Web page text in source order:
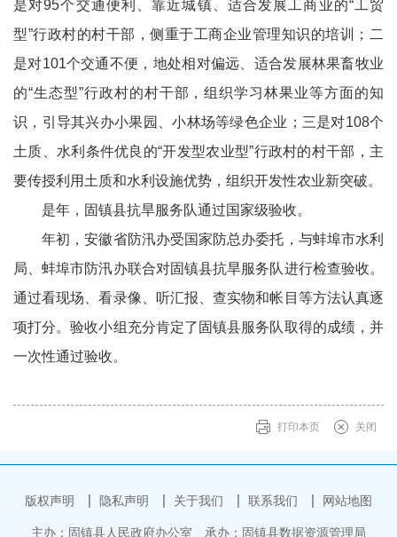
是对95个交通便利、靠近城镇、适合发展工商业的“工贸
型”行政村的村干部，侧重于工商企业管理知识的培训；二
是对101个交通不便，地处相对偏远、适合发展林果畜牧业
的“生态型”行政村的村干部，组织学习林果业等方面的知
识，引导其兴办小果园、小林场等绿色企业；三是对108个
土质、水利条件优良的“开发型农业型”行政村的村干部，主
要传授利用土质和水利设施优势，组织开发性农业新突破。
是年，固镇县抗旱服务队通过国家级验收。
年初，安徽省防汛办受国家防总办委托，与蚌埠市水利
局、蚌埠市防汛办联合对固镇县抗旱服务队进行检查验收。
通过看现场、看录像、听汇报、查实物和帐目等方法认真逐
项打分。验收小组充分肯定了固镇县服务队取得的成绩，并
一次性通过验收。
打印本页 关闭
版权声明 隐私声明 关于我们 联系我们 网站地图
主办：固镇县人民政府办公室 承办：固镇县数据资源管理局